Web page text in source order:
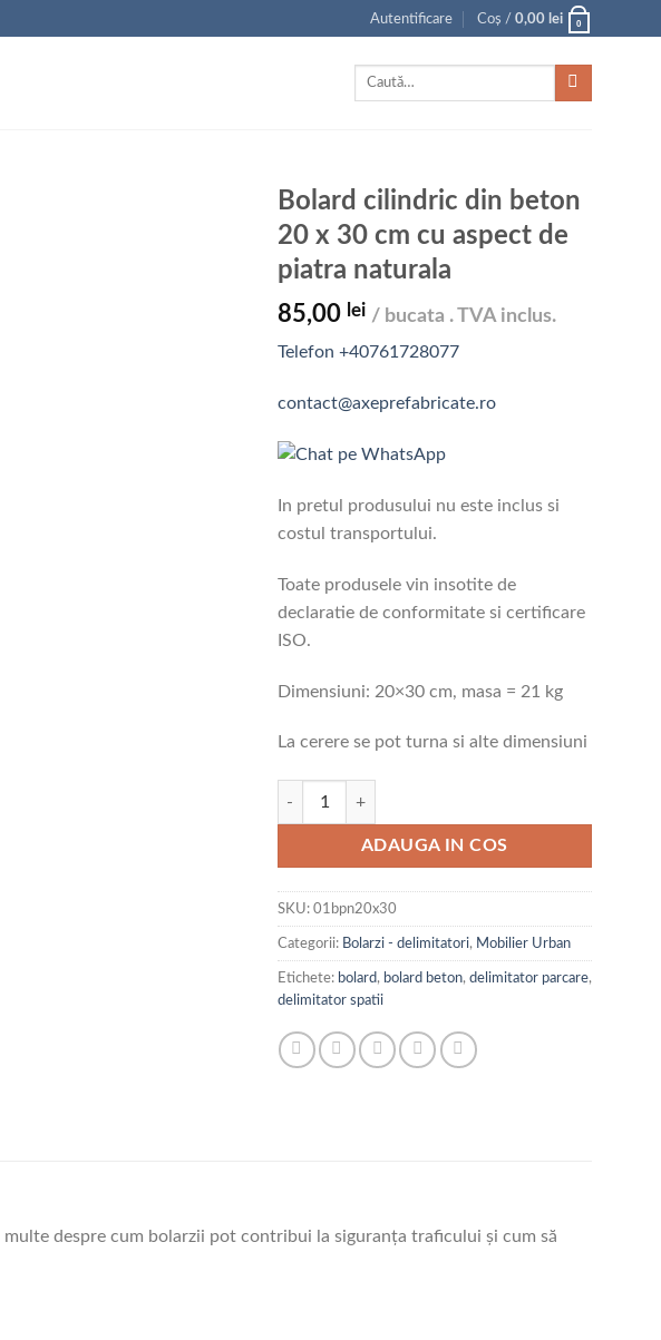
Autentificare Coș / 0,00 lei 0
Caută
Bolard cilindric din beton
20 x 30 cm cu aspect de
piatra naturala
85,00 lei / bucata . TVA inclus.
Telefon +40761728077
contact@axeprefabricate.ro
In pretul produsului nu este inclus si
costul transportului.
Toate produsele vin insotite de
declaratie de conformitate si certificare
ISO.
Dimensiuni: 20×30 cm, masa = 21 kg
La cerere se pot turna si alte dimensiuni
Cantitate Bolard cilindric din beton 20 x 30 cm cu
ADAUGA IN COS
SKU: 01bpn20x30
Categorii: Bolarzi - delimitatori, Mobilier Urban
Etichete: bolard, bolard beton, delimitator parcare,
delimitator spatii
despre cum bolarzii pot contribui la siguranța traficului și cum să